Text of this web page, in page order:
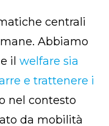
centrali
Abbiamo
il welfare sia
e trattenere i
nel contesto
da mobilità